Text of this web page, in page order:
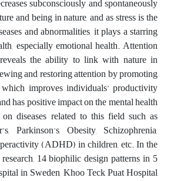
and being in nature, and as stress is the
and abnormalities, it plays a starring
especially emotional health. Attention
the ability to link with nature in
and restoring attention by promoting
improves individuals’ productivity
has positive impact on the mental health
diseases related to this field such as
Parkinson's, Obesity, Schizophrenia,
(ADHD) in children, etc. In the
14 biophilic design patterns in 5
in Sweden, Khoo Teck Puat Hospital